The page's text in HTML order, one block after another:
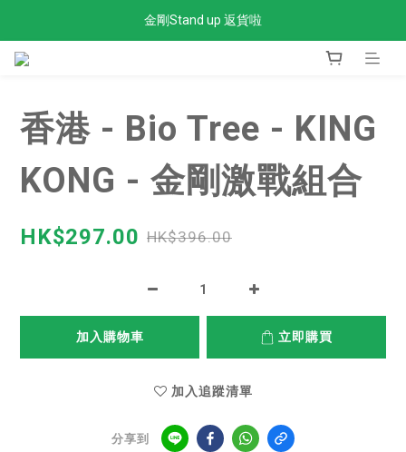
全單滿$300免運費
金剛Stand up 返貨啦
香港 - Bio Tree - KING
KONG - 金剛激戰組合
HK$297.00 HK$396.00
加入購物車 立即購買
加入追蹤清單
分享到